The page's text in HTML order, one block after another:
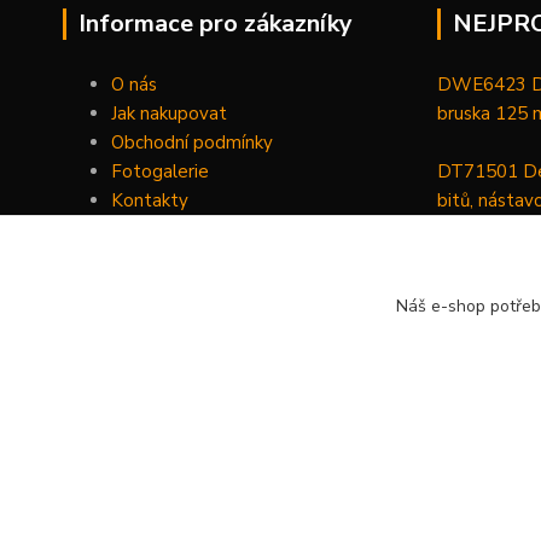
Informace pro zákazníky
O nás
Jak nakupovat
Obchodní podmínky
Fotogalerie
Kontakty
DWE6423
bruska 125
DT71501
bitů,
v kufru
Náš e-shop